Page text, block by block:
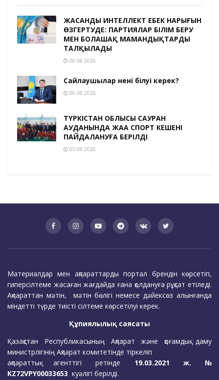
ЖАСАНДЫ ИНТЕЛЛЕКТ ЕҢБЕК НАРЫҒЫН
ӨЗГЕРТУДЕ: ПАРТИЯЛАР БІЛІМ БЕРУ
МЕН БОЛАШАҚ МАМАНДЫҚТАРДЫ
ТАЛҚЫЛАДЫ
06.08.2026
Сайлаушылар нені білуі керек?
06.08.2026
ТҮРКІСТАН ОБЛЫСЫ САУРАН
АУДАНЫНДА ЖАҢА СПОРТ КЕШЕНІ
ПАЙДАЛАНУҒА БЕРІЛДІ
05.08.2026
Материалдар мен ақпараттарды портал брендін көрсетіп,
гиперсілтеме жасаған жағдайда ғана қолдануға рұқсат етіледі.
Ақпараттан мәтін, мәтін бөлігі немесе дәйексөз алынғанда
міндетті түрде тиісті сілтеме көрсетілуі керек.
Құпиялылық саясаты
Қазақстан Республикасының Ақпарат және қоғамдық даму
министрлігінің Ақпарат комитетінде тіркеліп
ақпараттық агенттігі ретінде 19.03.2021 ж. №
KZ72VPY00033653 куәлігі берілді.